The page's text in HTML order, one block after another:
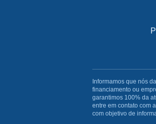
Informamos que nós
financiamento ou
garantimos 100% da
entre em contato com
com objetivo de